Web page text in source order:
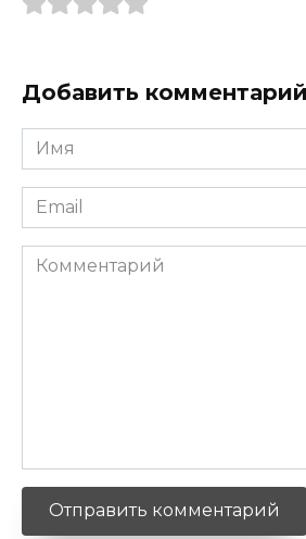
Добавить комментарий
Имя
*
Email
*
Комментарий